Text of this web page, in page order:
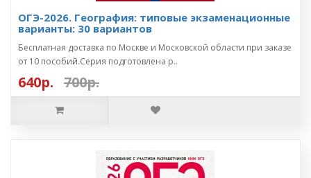
ОГЭ-2026. География: типовые экзаменационные
варианты: 30 вариантов
Бесплатная доставка по Москве и Московской области при заказе
от 10 пособий.Серия подготовлена р..
640р. 700р.